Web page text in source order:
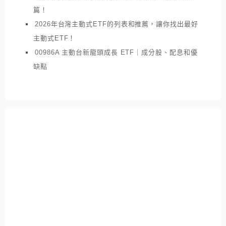
篇！
2026年台灣主動式ETF的列表和推薦，讓你找出最好
主動式ETF！
00986A 主動台新龍頭成長 ETF｜成分股、配息和優
缺點